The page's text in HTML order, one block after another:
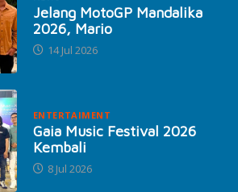
Jelang MotoGP Mandalika
2026, Mario
14 Jul 2026
ENTERTAIMENT
Gaia Music Festival 2026
Kembali
8 Jul 2026